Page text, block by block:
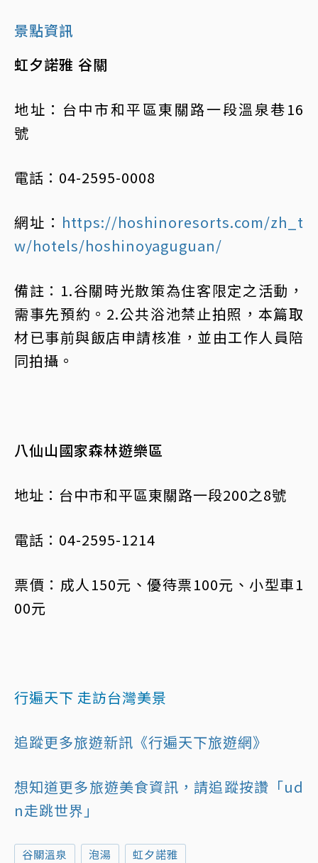
景點資訊
虹夕諾雅 谷關
地址：台中市和平區東關路一段溫泉巷16
號
電話：04-2595-0008
網址： https://hoshinoresorts.com/zh_t
w/hotels/hoshinoyaguguan/
備註：1.谷關時光散策為住客限定之活動，
需事先預約。2.公共浴池禁止拍照，本篇取
材已事前與飯店申請核准，並由工作人員陪
同拍攝。
八仙山國家森林遊樂區
地址：台中市和平區東關路一段200之8號
電話：04-2595-1214
票價：成人150元、優待票100元、小型車1
00元
行遍天下 走訪台灣美景
追蹤更多旅遊新訊《行遍天下旅遊網》
想知道更多旅遊美食資訊，請追蹤按讚「ud
n走跳世界」
谷關溫泉 泡湯 虹夕諾雅